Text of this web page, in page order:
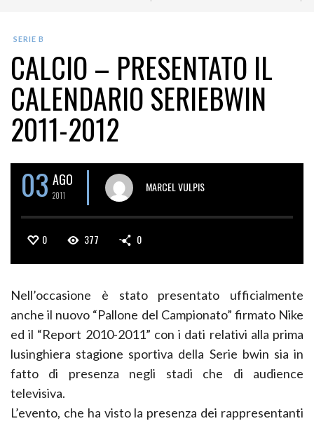
SERIE B
CALCIO – PRESENTATO IL
CALENDARIO SERIEBWIN
2011-2012
03 AGO
2011
MARCEL VULPIS
0 377 0
Nell’occasione è stato presentato ufficialmente
anche il nuovo “Pallone del Campionato” firmato Nike
ed il “Report 2010-2011” con i dati relativi alla prima
lusinghiera stagione sportiva della Serie bwin sia in
fatto di presenza negli stadi che di audience
televisiva.
L’evento, che ha visto la presenza dei rappresentanti